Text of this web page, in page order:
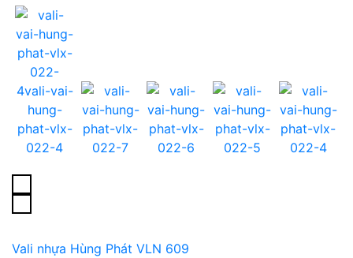
Vali nhựa Hùng Phát VLN 609